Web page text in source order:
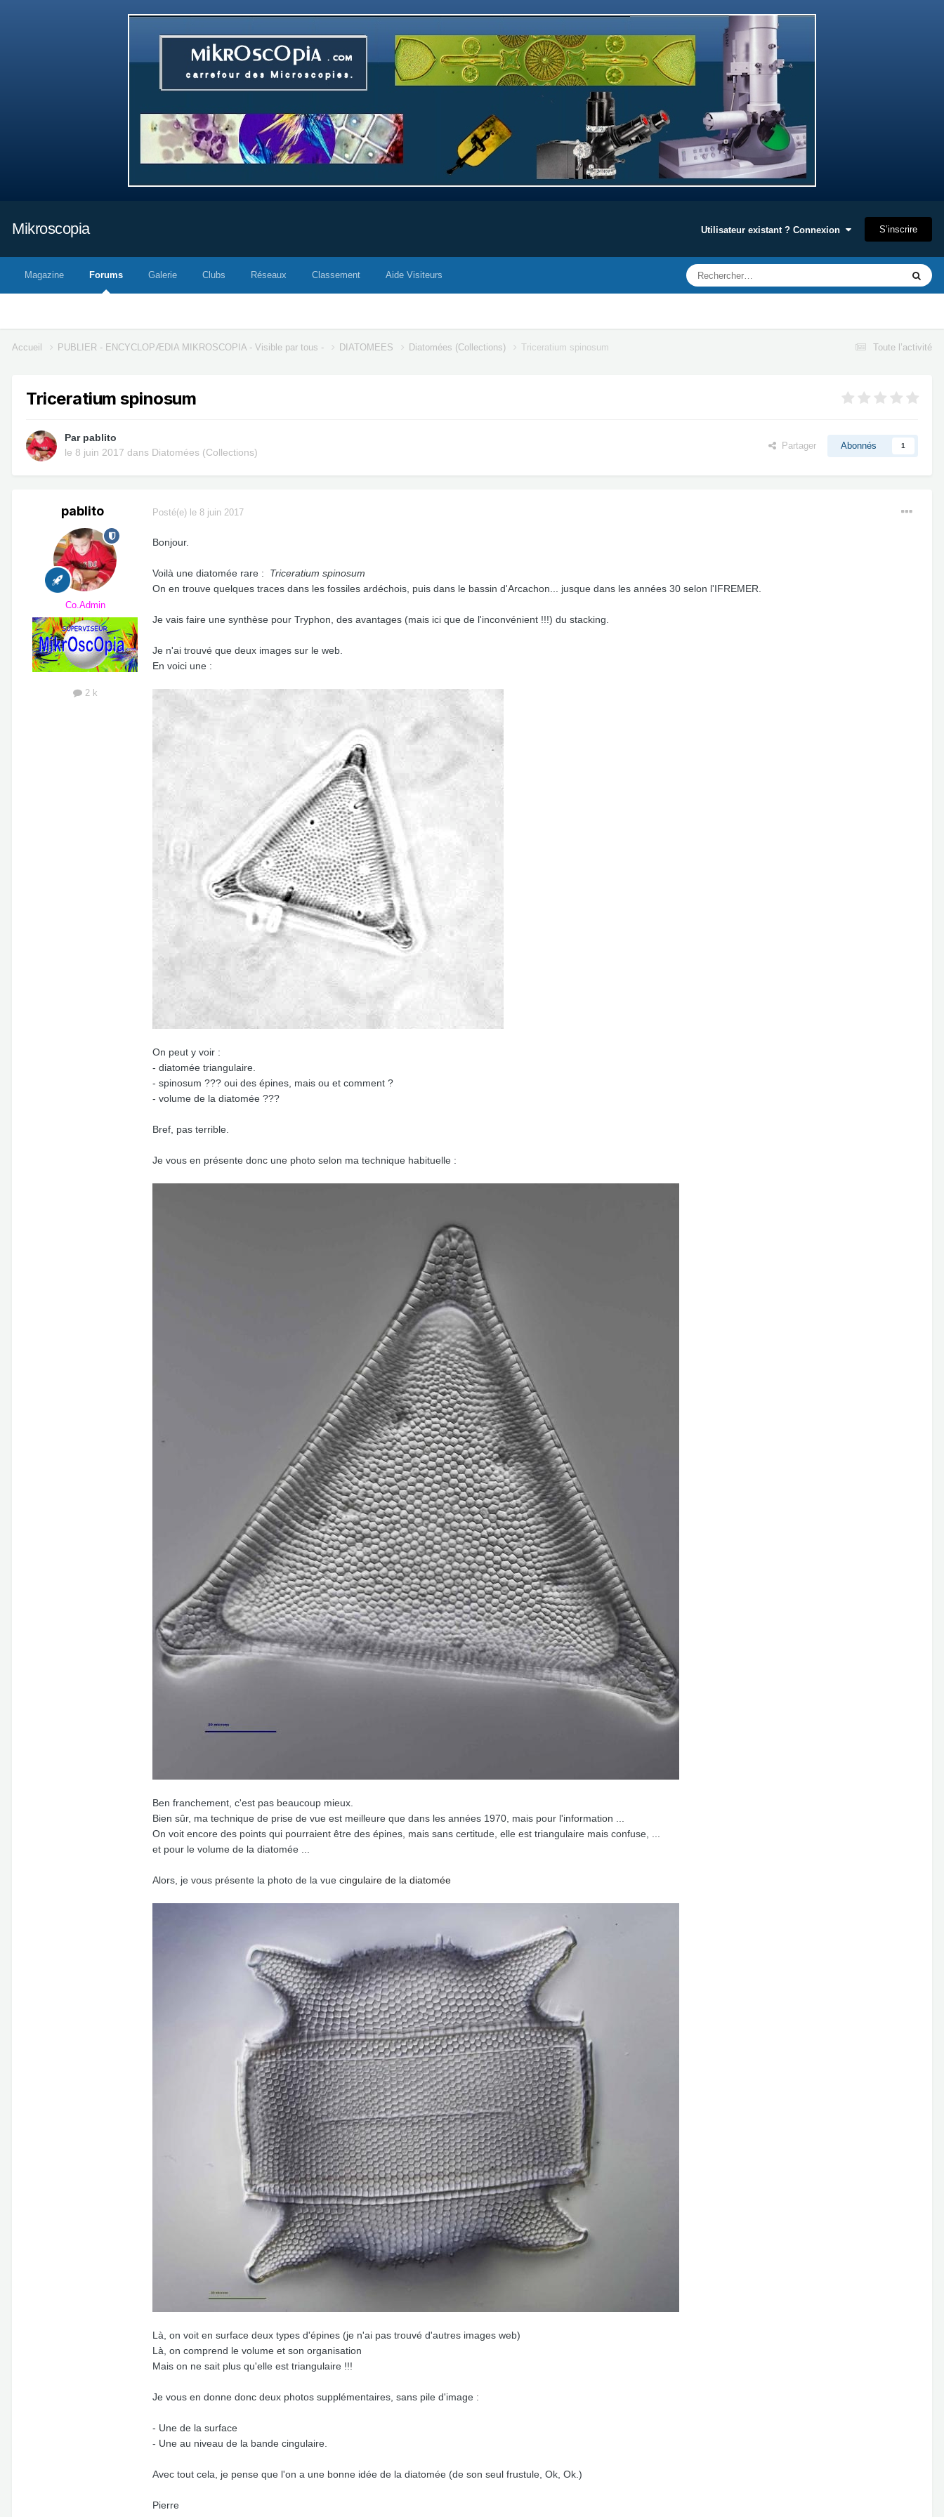
Mikroscopia Utilisateur existant ? Connexion S’inscrire
Magazine Forums Galerie Clubs Réseaux Classement Aide Visiteurs
Toute l’activité
Accueil PUBLIER - ENCYCLOPÆDIA MIKROSCOPIA - Visible par tous - DIATOMEES Diatomées (Collections) Triceratium spinosum
Triceratium spinosum
Par pablito
le 8 juin 2017 dans Diatomées (Collections)
Partager Abonnés 1
pablito
Co.Admin
2 k
Posté(e) le 8 juin 2017
Bonjour.
Voilà une diatomée rare : Triceratium spinosum
On en trouve quelques traces dans les fossiles ardéchois, puis dans le bassin d'Arcachon... jusque dans les années 30 selon l'IFREMER.
Je vais faire une synthèse pour Tryphon, des avantages (mais ici que de l'inconvénient !!!) du stacking.
Je n'ai trouvé que deux images sur le web.
En voici une :
On peut y voir :
- diatomée triangulaire.
- spinosum ??? oui des épines, mais ou et comment ?
- volume de la diatomée ???
Bref, pas terrible.
Je vous en présente donc une photo selon ma technique habituelle :
Ben franchement, c'est pas beaucoup mieux.
Bien sûr, ma technique de prise de vue est meilleure que dans les années 1970, mais pour l'information ...
On voit encore des points qui pourraient être des épines, mais sans certitude, elle est triangulaire mais confuse, ...
et pour le volume de la diatomée ...
Alors, je vous présente la photo de la vue cingulaire de la diatomée
Là, on voit en surface deux types d'épines (je n'ai pas trouvé d'autres images web)
Là, on comprend le volume et son organisation
Mais on ne sait plus qu'elle est triangulaire !!!
Je vous en donne donc deux photos supplémentaires, sans pile d'image :
- Une de la surface
- Une au niveau de la bande cingulaire.
Avec tout cela, je pense que l'on a une bonne idée de la diatomée (de son seul frustule, Ok, Ok.)
Pierre